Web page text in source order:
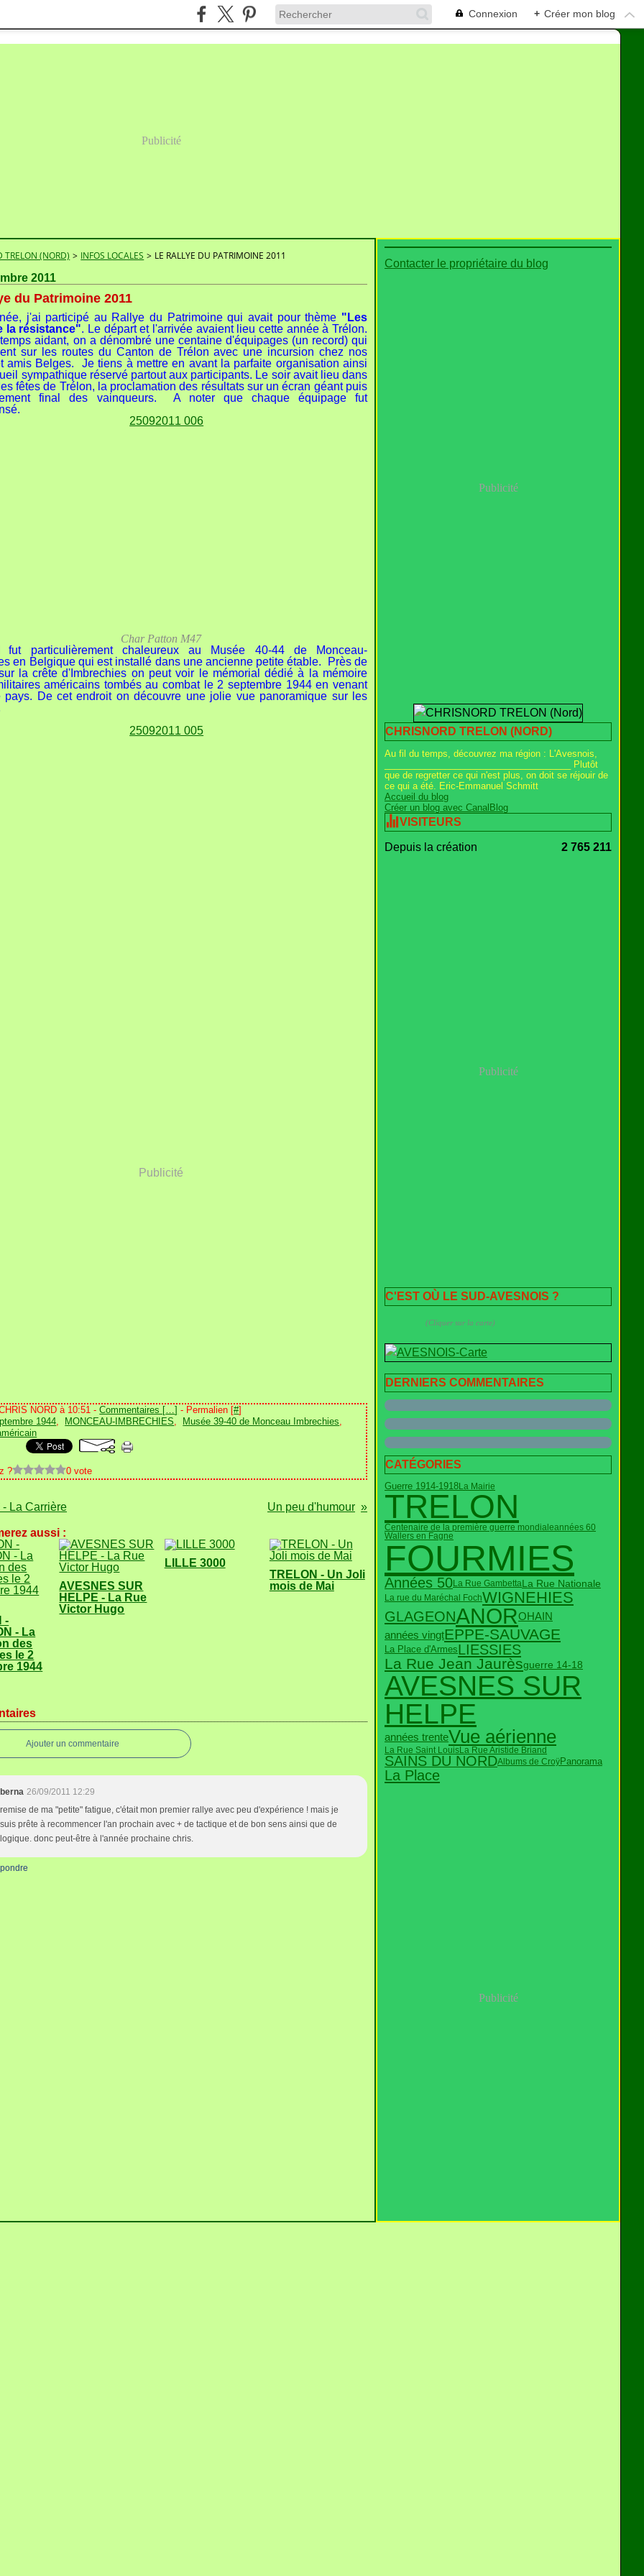
Connexion + Créer mon blog
Publicité
TRELON (NORD) > INFOS LOCALES > LE RALLYE DU PATRIMOINE 2011
2011
du Patrimoine 2011
j'ai participé au Rallye du Patrimoine qui avait pour thème "Les
la résistance". Le départ et l'arrivée avaient lieu cette année à Trélon.
aidant, on a dénombré une centaine d'équipages (un record) qui
sur les routes du Canton de Trélon avec une incursion chez nos
amis Belges. Je tiens à mettre en avant la parfaite organisation ainsi
sympathique réservé partout aux participants. Le soir avait lieu dans
fêtes de Trélon, la proclamation des résultats sur un écran géant puis
final des vainqueurs. A noter que chaque équipage fut
Char Patton M47
fut particulièrement chaleureux au Musée 40-44 de Monceau-
en Belgique qui est installé dans une ancienne petite étable. Près de
la crête d'Imbrechies on peut voir le mémorial dédié à la mémoire
américains tombés au combat le 2 septembre 1944 en venant
pays. De cet endroit on découvre une jolie vue panoramique sur les
Publicité
NORD à 10:51 -Commentaires […] - Permalien [#]
1944, MONCEAU-IMBRECHIES, Musée 39-40 de Monceau Imbrechies,
? 0 vote
- La Carrière Un peu d'humour
aussi :
-
- La
des
le 2
1944
AVESNES SUR
HELPE - La Rue
Victor Hugo
LILLE 3000
TRELON - Un Joli
mois de Mai
Ajouter un commentaire
berna 26/09/2011 12:29
remise de ma "petite" fatigue, c'était mon premier rallye avec peu d'expérience ! mais je
suis prête à recommencer l'an prochain avec + de tactique et de bon sens ainsi que de
logique. donc peut-être à l'année prochaine chris.
Contacter le propriétaire du blog
Publicité
CHRISNORD TRELON (NORD)
Au fil du temps, découvrez ma région : L'Avesnois,
_____________________________________ Plutôt
que de regretter ce qui n'est plus, on doit se réjouir de
ce qui a été. Eric-Emmanuel Schmitt
Accueil du blog
Créer un blog avec CanalBlog
VISITEURS
Depuis la création 2 765 211
Publicité
C'EST OÙ LE SUD-AVESNOIS ?
(Cliquer sur la carte)
DERNIERS COMMENTAIRES
CATÉGORIES
Guerre 1914-1918La Mairie
TRELON
Centenaire de la première guerre mondialeannées 60
Wallers en Fagne
FOURMIES
Années 50La Rue GambettaLa Rue Nationale
La rue du Maréchal FochWIGNEHIES
GLAGEONANOROHAIN
années vingtEPPE-SAUVAGE
La Place d'ArmesLIESSIES
La Rue Jean Jaurèsguerre 14-18
AVESNES SUR
HELPE
années trenteVue aérienne
La Rue Saint LouisLa Rue Aristide Briand
SAINS DU NORDAlbums de CroÿPanorama
La Place
Publicité